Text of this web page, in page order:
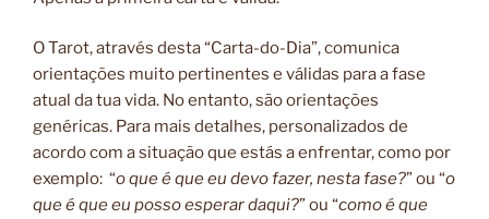
O Tarot, através desta “Carta-do-Dia”, comunica
orientações muito pertinentes e válidas para a fase
atual da tua vida. No entanto, são orientações
genéricas. Para mais detalhes, personalizados de
acordo com a situação que estás a enfrentar, como por
exemplo: “o que é que eu devo fazer, nesta fase?” ou “o
que é que eu posso esperar daqui?” ou “como é que